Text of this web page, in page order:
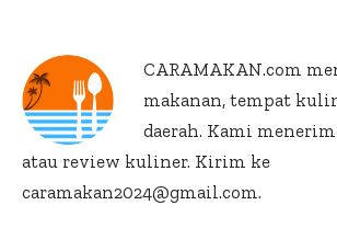
CARAMAKAN.com
makanan, tempat
daerah. Kami
atau review kuliner. Kirim ke
caramakan2024@gmail.com.